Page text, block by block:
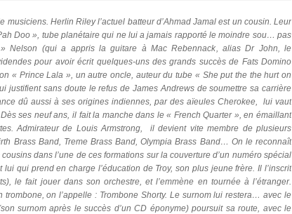
musiciens. Herlin Rileyl’actuel batteur d’Ahmad Jamalest un cousin. Leur
Doo », tube planétaire qui ne lui a jamais rapporté le moindre sou… pas
Nelson (qui a appris la guitare àMac Rebennack , aliasDr John , le
pour avoir écrit quelques-uns des grands succès de Fats Domino
« Prince Lala », un autre oncle, auteur du tube « She put the the hurt on
justifient sans doute le refus de James Andrewsde soumettre sa carrière
dû aussi à ses origines indiennes, par des aïeules Cherokee, lui vaut
ses neuf ans, il fait la manche dans le « French Quarter », en émaillant
Admirateur de Louis Armstrong , il devient vite membre de plusieurs
Brass Band, Treme Brass Band, Olympia Brass Band… On le reconnaît
dans l’une de ces formations sur la couverture d’un numéro spécial
lui qui prend en charge l’éducation de Troy, son plus jeune frère. Il l’inscrit
le fait jouer dans son orchestre, et l’emmène en tournée à l’étranger.
on l’appelle : Trombone Shorty. Le surnom lui restera… avec le
surnom après le succès d’un CD éponyme) poursuit sa route, avec le